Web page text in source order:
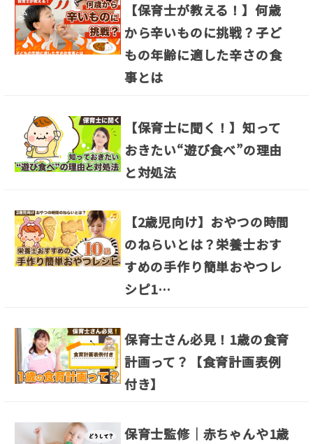
【保育士が教える！】何歳
から辛いものに挑戦？子ど
もの年齢に適した辛さの食
事とは
【保育士に聞く！】知って
おきたい“遊び食べ”の理由
と対処法
【2歳児向け】おやつの時間
のねらいとは？栄養士おす
すめの手作り簡単おやつレ
シピ1…
保育士さん必見！1歳の食育
計画って？【食育計画表例
付き】
保育士監修｜赤ちゃんや1歳